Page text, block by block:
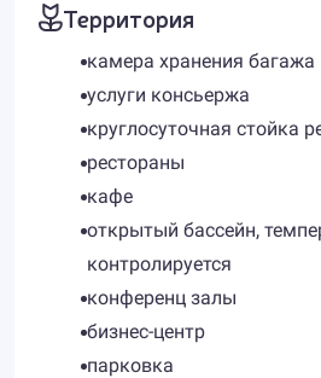
Территория
камера хранения багажа
услуги консьержа
круглосуточная стойка
рестораны
кафе
открытый бассейн,
контролируется
конференц залы
бизнес-центр
парковка